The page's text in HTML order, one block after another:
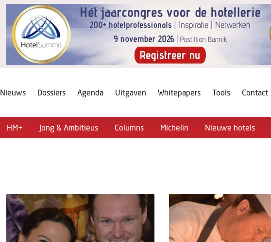
Nieuws Dossiers Agenda Uitgaven Whitepapers Tools Contact
HM+ Jong & Ambitieus Columns Michelin Nieuwe hotels